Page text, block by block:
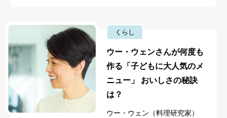
くらし
ウー・ウェンさんが何度も
作る「子どもに大人気のメ
ニュー」 おいしさの秘訣
は？
ウー・ウェン（料理研究家）